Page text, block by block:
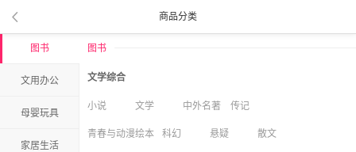
商品分类
图书
文用办公
母婴玩具
家居生活
图书
文学综合
小说 文学 中外名著 传记
青春与动漫绘本 科幻 悬疑 散文